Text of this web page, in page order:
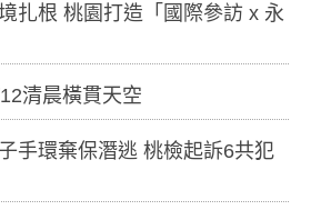
扎根 桃園打造「國際參訪 x 永
清晨橫貫天空
手環棄保潛逃 桃檢起訴6共犯